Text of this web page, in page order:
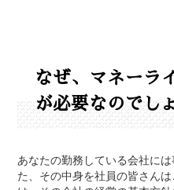
なぜ、マネーラ
が必要なのでし
あなたの勤務している会社に
た、その中身を社員の皆さん